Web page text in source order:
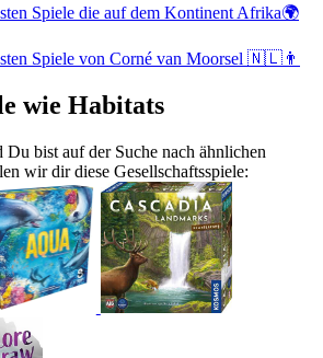
Spiele die auf dem Kontinent Afrika🌍
Spiele von Corné van Moorsel 🇳🇱👨
wie Habitats
bist auf der Suche nach ähnlichen
wir dir diese Gesellschaftsspiele: